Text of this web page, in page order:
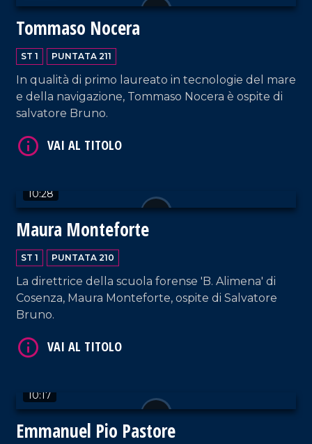
Tommaso Nocera
ST 1 PUNTATA 211
In qualità di primo laureato in tecnologie del mare
e della navigazione, Tommaso Nocera è ospite di
salvatore Bruno.
10:28
Maura Monteforte
ST 1 PUNTATA 210
La direttrice della scuola forense 'B. Alimena' di
Cosenza, Maura Monteforte, ospite di Salvatore
Bruno.
VAI AL TITOLO
10:17
Emmanuel Pio Pastore
VAI AL TITOLO